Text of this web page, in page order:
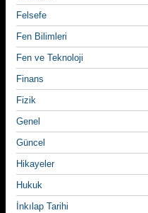
Felsefe
Fen Bilimleri
Fen ve Teknoloji
Finans
Fizik
Genel
Güncel
Hikayeler
Hukuk
İnkılap Tarihi